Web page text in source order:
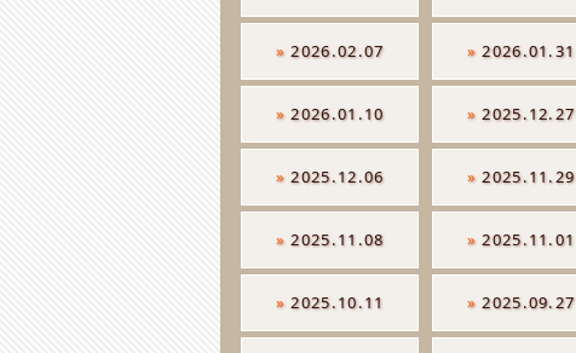
»2026.02.07 »2026.01.31
»2026.01.10 »2025.12.27
»2025.12.06 »2025.11.29
»2025.11.08 »2025.11.01
»2025.10.11 »2025.09.27